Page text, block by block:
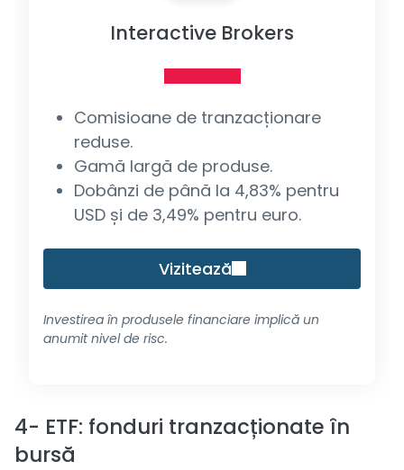
Interactive Brokers
Comisioane de tranzacționare
reduse.
Gamă largă de produse.
Dobânzi de până la 4,83% pentru
USD și de 3,49% pentru euro.
Vizitează
Investirea în produsele financiare implică un
anumit nivel de risc.
4- ETF: fonduri tranzacționate în
bursă